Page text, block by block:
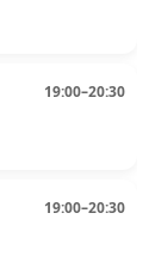
19:00–20:30
19:00–20:30